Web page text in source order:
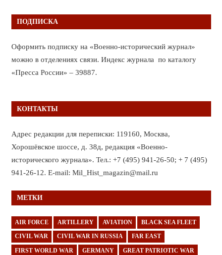
ПОДПИСКА
Оформить подписку на «Военно-исторический журнал»
можно в отделениях связи. Индекс журнала по каталогу
«Пресса России» – 39887.
КОНТАКТЫ
Адрес редакции для переписки: 119160, Москва,
Хорошёвское шоссе, д. 38д, редакция «Военно-
исторического журнала». Тел.: +7 (495) 941-26-50; + 7 (495)
941-26-12. E-mail: Mil_Hist_magazin@mail.ru
МЕТКИ
AIR FORCE ARTILLERY AVIATION BLACK SEA FLEET
CIVIL WAR CIVIL WAR IN RUSSIA FAR EAST
FIRST WORLD WAR GERMANY GREAT PATRIOTIC WAR